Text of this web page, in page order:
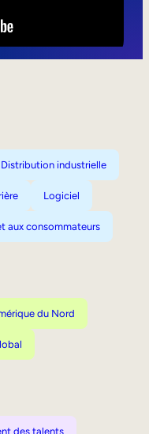
Distribution industrielle
Logiciel
aux consommateurs
du Nord
des talents